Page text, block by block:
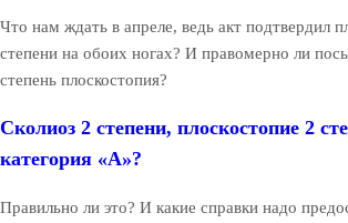
Что нам ждать в апреле, ведь акт подтвердил
степени на обоих ногах? И правомерно ли
степень плоскостопия?
Сколиоз 2 степени, плоскостопие 2
категория «А»?
Правильно ли это? И какие справки надо